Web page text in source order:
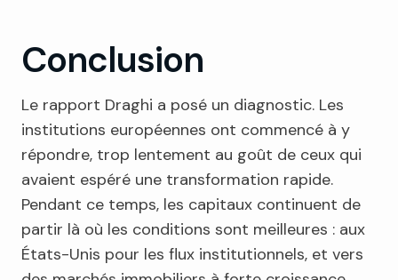
Conclusion
Le rapport Draghi a posé un diagnostic. Les
institutions européennes ont commencé à y
répondre, trop lentement au goût de ceux qui
avaient espéré une transformation rapide.
Pendant ce temps, les capitaux continuent de
partir là où les conditions sont meilleures : aux
États-Unis pour les flux institutionnels, et vers